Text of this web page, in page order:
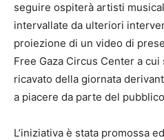
seguire ospiterà artisti
intervallate da ulteriori
proiezione di un video di
Free Gaza Circus Center a cui
ricavato della giornata
a piacere da parte del
L’iniziativa è stata promossa